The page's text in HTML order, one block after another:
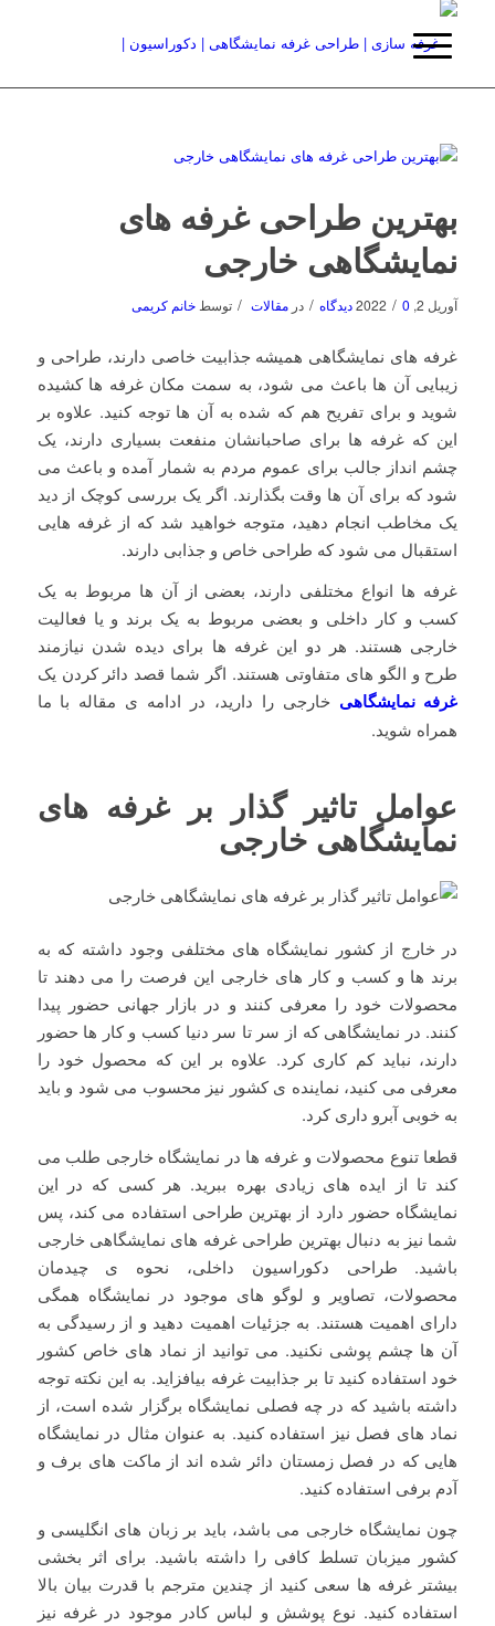
بهترین طراحی غرفه های
نمایشگاهی خارجی
آوریل 2, 2022 / 0 دیدگاه / در مقالات / توسط خانم کریمی
غرفه های نمایشگاهی همیشه جذابیت خاصی دارند، طراحی و
زیبایی آن ها باعث می شود، به سمت مکان غرفه ها کشیده
شوید و برای تفریح هم که شده به آن ها توجه کنید. علاوه بر
این که غرفه ها برای صاحبانشان منفعت بسیاری دارند، یک
چشم انداز جالب برای عموم مردم به شمار آمده و باعث می
شود که برای آن ها وقت بگذارند. اگر یک بررسی کوچک از دید
یک مخاطب انجام دهید، متوجه خواهید شد که از غرفه هایی
استقبال می شود که طراحی خاص و جذابی دارند.
غرفه ها انواع مختلفی دارند، بعضی از آن ها مربوط به یک
کسب و کار داخلی و بعضی مربوط به یک برند و یا فعالیت
خارجی هستند. هر دو این غرفه ها برای دیده شدن نیازمند
طرح و الگو های متفاوتی هستند. اگر شما قصد دائر کردن یک
غرفه نمایشگاهی خارجی را دارید، در ادامه ی مقاله با ما
همراه شوید.
عوامل تاثیر گذار بر غرفه های
نمایشگاهی خارجی
در خارج از کشور نمایشگاه های مختلفی وجود داشته که به
برند ها و کسب و کار های خارجی این فرصت را می دهند تا
محصولات خود را معرفی کنند و در بازار جهانی حضور پیدا
کنند. در نمایشگاهی که از سر تا سر دنیا کسب و کار ها حضور
دارند، نباید کم کاری کرد. علاوه بر این که محصول خود را
معرفی می کنید، نماینده ی کشور نیز محسوب می شود و باید
به خوبی آبرو داری کرد.
قطعا تنوع محصولات و غرفه ها در نمایشگاه خارجی طلب می
کند تا از ایده های زیادی بهره ببرید. هر کسی که در این
نمایشگاه حضور دارد از بهترین طراحی استفاده می کند، پس
شما نیز به دنبال بهترین طراحی غرفه های نمایشگاهی خارجی
باشید. طراحی دکوراسیون داخلی، نحوه ی چیدمان
محصولات، تصاویر و لوگو های موجود در نمایشگاه همگی
دارای اهمیت هستند. به جزئیات اهمیت دهید و از رسیدگی به
آن ها چشم پوشی نکنید. می توانید از نماد های خاص کشور
خود استفاده کنید تا بر جذابیت غرفه بیافزاید. به این نکته توجه
داشته باشید که در چه فصلی نمایشگاه برگزار شده است، از
نماد های فصل نیز استفاده کنید. به عنوان مثال در نمایشگاه
هایی که در فصل زمستان دائر شده اند از ماکت های برف و
آدم برفی استفاده کنید.
چون نمایشگاه خارجی می باشد، باید بر زبان های انگلیسی و
کشور میزبان تسلط کافی را داشته باشید. برای اثر بخشی
بیشتر غرفه ها سعی کنید از چندین مترجم با قدرت بیان بالا
استفاده کنید. نوع پوشش و لباس کادر موجود در غرفه نیز